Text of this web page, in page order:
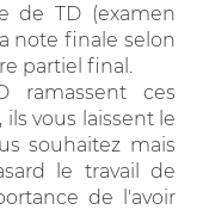
de TD (examen
note finale selon
partiel final.
ramassent ces
ils vous laissent le
souhaitez mais
le travail de
de l'avoir